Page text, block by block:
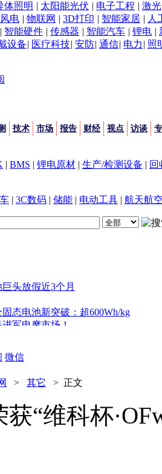
体照明 | 太阳能光伏 | 电子工程 | 激光
风电 | 物联网 | 3D打印 | 智能家居 | 人
| 智能硬件 | 传感器 | 智能汽车 | 锂电 |
设备| 医疗科技| 安防| 通信| 电力 | 照
技术 市场 报告 财经 视点 访谈
| BMS | 锂电原材 | 生产/检测设备 | 回
| 3C数码 | 储能 | 电动工具 | 航天航
头放假近3个月
态电池新突破：超600Wh/kg
军电摩市场！
微信
> 其它 > 正文
“维科杯